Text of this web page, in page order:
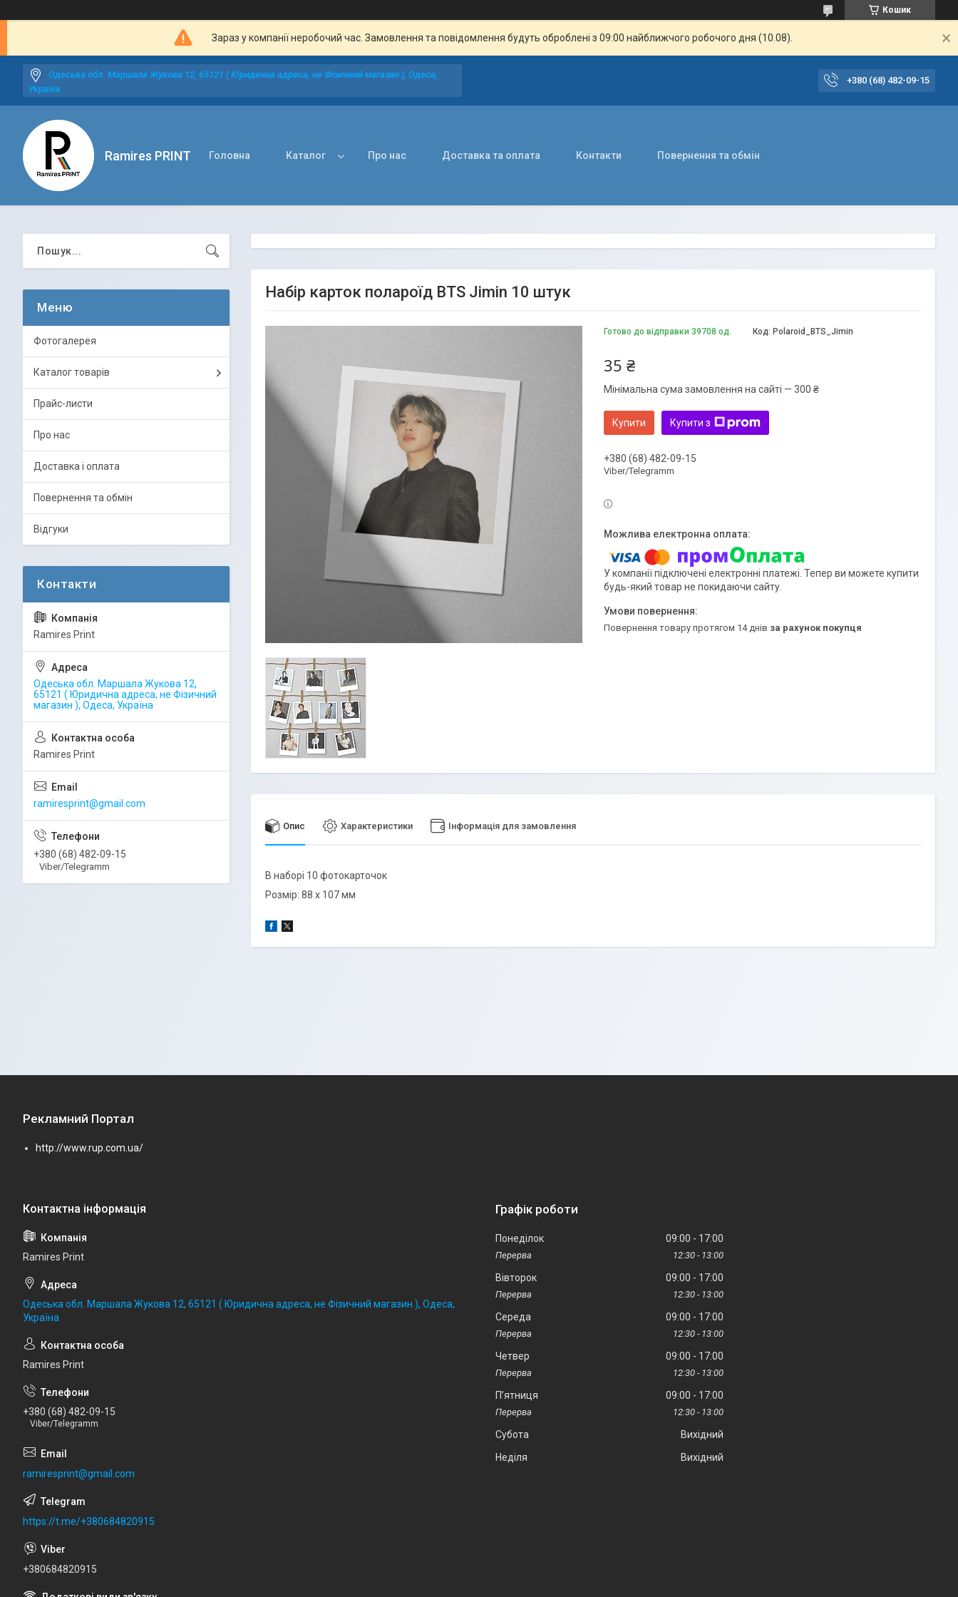
Кошик
Зараз у компанії неробочий час. Замовлення та повідомлення будуть оброблені з 09:00 найближчого робочого дня (10.08).
Одеська обл. Маршала Жукова 12, 65121 ( Юридична адреса, не Фізичний магазин ), Одеса,
Україна
+380 (68) 482-09-15
Ramires PRINT Головна Каталог Про нас Доставка та оплата Контакти Повернення та обмін
Набір карток полароїд BTS Jimin 10 штук
Готово до відправки 39708 од. Код: Polaroid_BTS_Jimin
35 ₴
Мінімальна сума замовлення на сайті — 300 ₴
Купити Купити з
+380 (68) 482-09-15
Viber/Telegramm
У компанії підключені електронні платежі. Тепер ви можете купити
будь-який товар не покидаючи сайту.
повернення товару протягом 14 днів за рахунок покупця
Опис Характеристики Інформація для замовлення
В наборі 10 фотокарточок
Розмір: 88 х 107 мм
Фотогалерея
Каталог товарів
Прайс-листи
Про нас
Доставка і оплата
Повернення та обмін
Відгуки
Ramires Print
Одеська обл. Маршала Жукова 12,
65121 ( Юридична адреса, не Фізичний
магазин ), Одеса, Україна
Ramires Print
ramiresprint@gmail.com
+380 (68) 482-09-15
Viber/Telegramm
Рекламний Портал
http://www.rup.com.ua/
Ramires Print
Одеська обл. Маршала Жукова 12, 65121 ( Юридична адреса, не Фізичний магазин ), Одеса,
Україна
Ramires Print
+380 (68) 482-09-15
Viber/Telegramm
ramiresprint@gmail.com
https://t.me/+380684820915
+380684820915
Графік роботи
Понеділок 09:00 17:00
12:30 13:00
Вівторок 09:00 17:00
12:30 13:00
Середа 09:00 17:00
12:30 13:00
Четвер 09:00 17:00
12:30 13:00
Пʼятниця 09:00 17:00
12:30 13:00
Субота
Вихідний
Неділя
Вихідний